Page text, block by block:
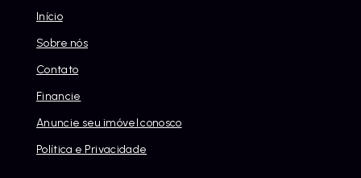
Início
Sobre nós
Contato
Financie
Anuncie seu imóvel conosco
Política e Privacidade